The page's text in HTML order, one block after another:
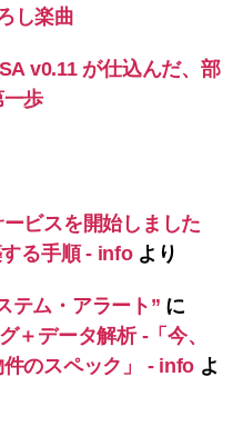
し楽曲
v0.11 が仕込んだ、部
歩
ビスを開始しました
る手順 - infoより
テム・アラート” に
＋データ解析 -「今、
のスペック」 - infoよ